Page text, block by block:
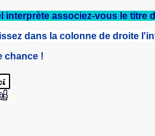
interprète associez-vous le titre
dans la colonne de droite
chance !